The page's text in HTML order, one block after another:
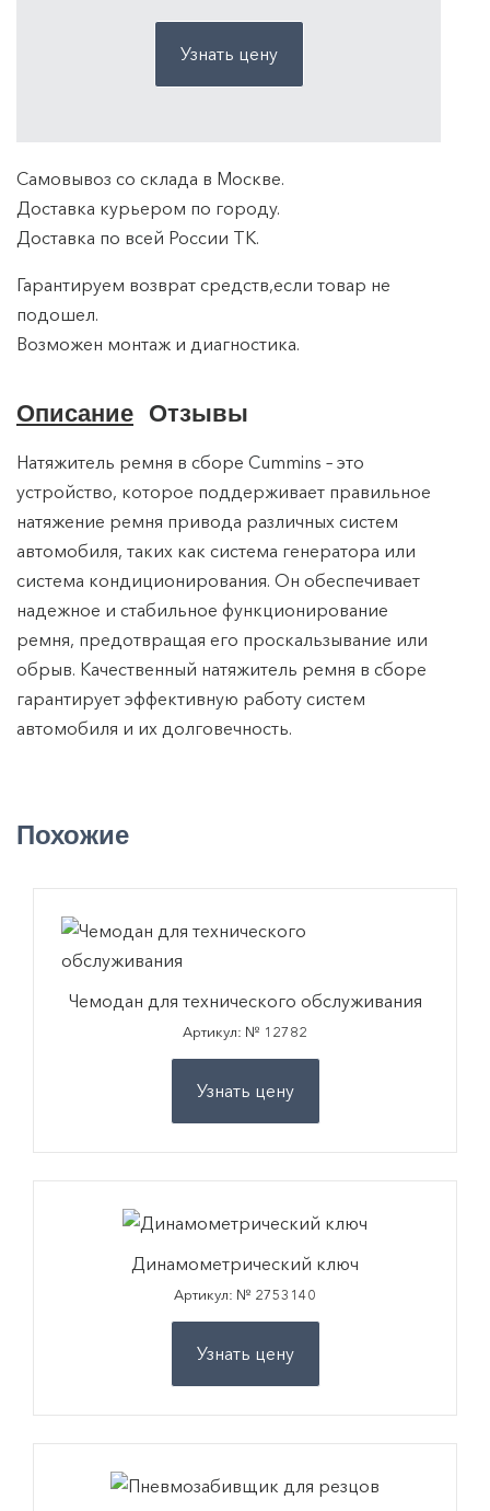
Узнать цену
Самовывоз со склада в Москве.
Доставка курьером по городу.
Доставка по всей России ТK.
Гарантируем возврат средств,если товар не
подошел.
Возможен монтаж и диагностика.
Описание Отзывы
Натяжитель ремня в сборе Cummins – это
устройство, которое поддерживает правильное
натяжение ремня привода различных систем
автомобиля, таких как система генератора или
система кондиционирования. Он обеспечивает
надежное и стабильное функционирование
ремня, предотвращая его проскальзывание или
обрыв. Качественный натяжитель ремня в сборе
гарантирует эффективную работу систем
автомобиля и их долговечность.
Похожие
Чемодан для технического обслуживания
Артикул: № 12782
Узнать цену
Динамометрический ключ
Артикул: № 2753140
Узнать цену